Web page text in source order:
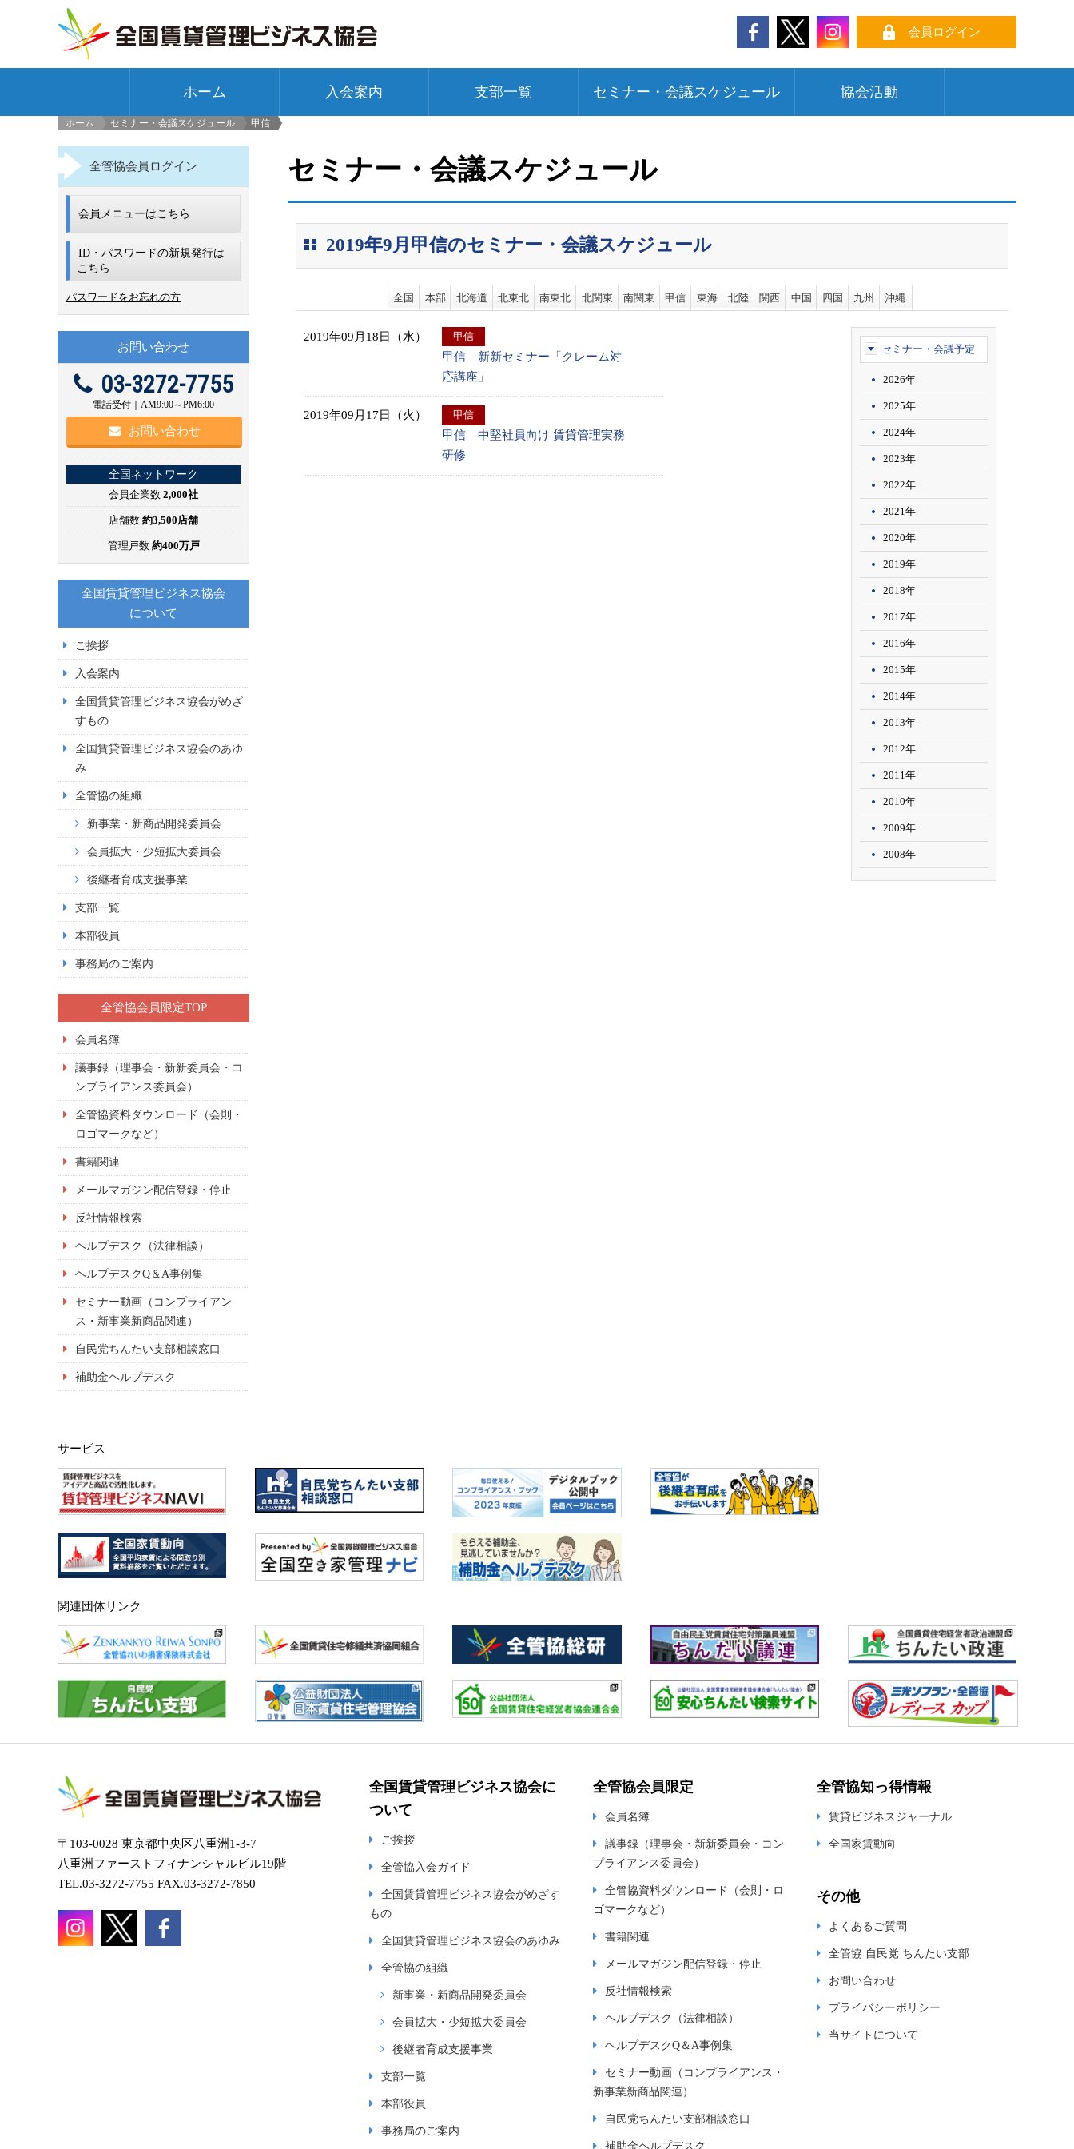
会員ログイン
ホーム 入会案内 支部一覧 セミナー・会議スケジュール 協会活動
ホーム
セミナー・会議スケジュール
甲信
セミナー・会議スケジュール
2019年9月甲信のセミナー・会議スケジュール
全国 本部 北海道 北東北 南東北 北関東 南関東 甲信 東海 北陸 関西 中国 四国 九州 沖縄
2019年09月18日（水） 甲信
甲信 新新セミナー「クレーム対
応講座」
2019年09月17日（火） 甲信
甲信 中堅社員向け 賃貸管理実務
研修
セミナー・会議予定
2026年
2025年
2024年
2023年
2022年
2021年
2020年
2019年
2018年
2017年
2016年
2015年
2014年
2013年
2012年
2011年
2010年
2009年
2008年
全管協会員ログイン
会員メニューはこちら
ID・パスワードの新規発行は
こちら
パスワードをお忘れの方
お問い合わせ
03-3272-7755
電話受付｜AM9:00～PM6:00
お問い合わせ
全国ネットワーク
会員企業数 2,000社
店舗数 約3,500店舗
管理戸数 約400万戸
全国賃貸管理ビジネス協会
について
ご挨拶
入会案内
全国賃貸管理ビジネス協会がめざ
すもの
全国賃貸管理ビジネス協会のあゆ
み
全管協の組織
新事業・新商品開発委員会
会員拡大・少短拡大委員会
後継者育成支援事業
支部一覧
本部役員
事務局のご案内
全管協会員限定TOP
会員名簿
議事録（理事会・新新委員会・コ
ンプライアンス委員会）
全管協資料ダウンロード（会則・
ロゴマークなど）
書籍関連
メールマガジン配信登録・停止
反社情報検索
ヘルプデスク（法律相談）
ヘルプデスクQ＆A事例集
セミナー動画（コンプライアン
ス・新事業新商品関連）
自民党ちんたい支部相談窓口
補助金ヘルプデスク
サービス
関連団体リンク
〒103-0028 東京都中央区八重洲1-3-7
八重洲ファーストフィナンシャルビル19階
TEL.03-3272-7755 FAX.03-3272-7850
全国賃貸管理ビジネス協会に
ついて
ご挨拶
全管協入会ガイド
全国賃貸管理ビジネス協会がめざす
もの
全国賃貸管理ビジネス協会のあゆみ
全管協の組織
新事業・新商品開発委員会
会員拡大・少短拡大委員会
後継者育成支援事業
支部一覧
本部役員
事務局のご案内
全管協会員限定
会員名簿
議事録（理事会・新新委員会・コン
プライアンス委員会）
全管協資料ダウンロード（会則・ロ
ゴマークなど）
書籍関連
メールマガジン配信登録・停止
反社情報検索
ヘルプデスク（法律相談）
ヘルプデスクQ＆A事例集
セミナー動画（コンプライアンス・
新事業新商品関連）
自民党ちんたい支部相談窓口
補助金ヘルプデスク
全管協知っ得情報
賃貸ビジネスジャーナル
全国家賃動向
その他
よくあるご質問
全管協 自民党 ちんたい支部
お問い合わせ
プライバシーポリシー
当サイトについて